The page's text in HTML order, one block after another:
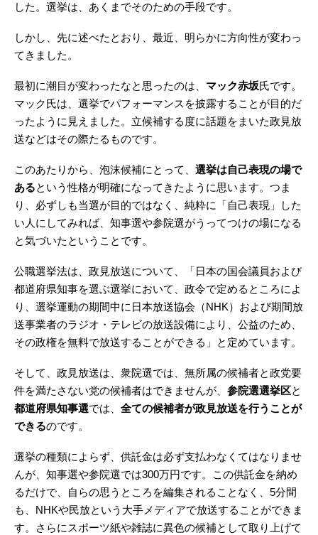
した。選挙は、あくまでそのための手段です。
しかし、先に述べたとおり、最近、明らかに方向性が変わっ
てきました。
最初に潮目が変わったなと思ったのは、 マック赤坂氏です。
マック氏は、選挙でパフォーマンスを披露することが目的だ
ったように見えました。立候補する度に話題をまいた政見放
送などはその際たるものです。
このあたりから、泡沫候補にとって、 選挙は自己表現の場で
あるという性格が明確になってきたように思います。つま
り、必ずしも当選が目的ではなく、純粋に「自己表現」した
い人にしてみれば、知事選や参院選がうってつけの場になる
と気づいたということです。
公職選挙法は、政見放送について、「日本の国会議員および
都道府県知事を選ぶ選挙において、政令で定めるところによ
り、選挙運動の期間中に日本放送協会（NHK）および期間放
送事業者のラジオ・テレビの放送設備により、公益のため、
その政権を無料で放送することができる」と定めています。
そして、政見放送は、衆院選では、無所属の候補者と政党要
件を満たさない党の候補者はできませんが、 参院選選挙区と
都道府県知事選では、 全ての候補者が政見放送を行うことが
できるのです。
選挙の種類によらず、供託金は必ず支払わなくてはなりませ
んが、知事選や参院選では300万円です。この供託金を納め
るだけで、自らの思うところを編集されることなく、5分間
も、NHKや民放という大手メディアで放送することができま
す。さらにスポーツ紙や雑誌に異色の候補として取り上げて